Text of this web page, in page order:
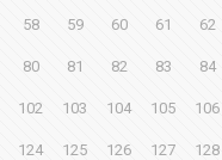
58 59 60 61 62
80 81 82 83 84
102 103 104 105 106
124 125 126 127 128